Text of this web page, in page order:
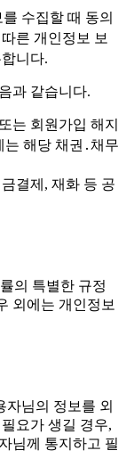
수집할 때 동의
른 개인정보 보
니다.
과 같습니다.
는 회원가입 해지
해당 채권․채무
결제, 재화 등 공
의 특별한 규정
외에는 개인정보
자님의 정보를 외
요가 생길 경우,
님께 통지하고 필